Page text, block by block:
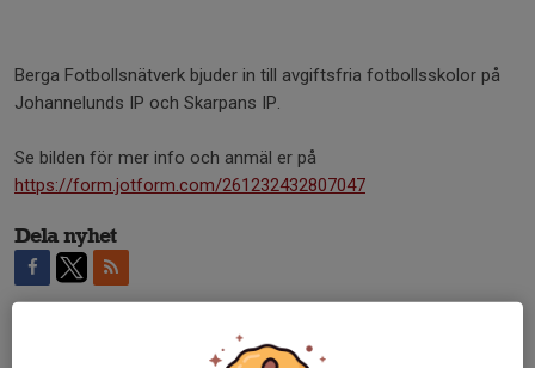
Berga Fotbollsnätverk bjuder in till avgiftsfria fotbollsskolor på
Johannelunds IP och Skarpans IP.
Se bilden för mer info och anmäl er på
https://form.jotform.com/261232432807047
Dela nyhet